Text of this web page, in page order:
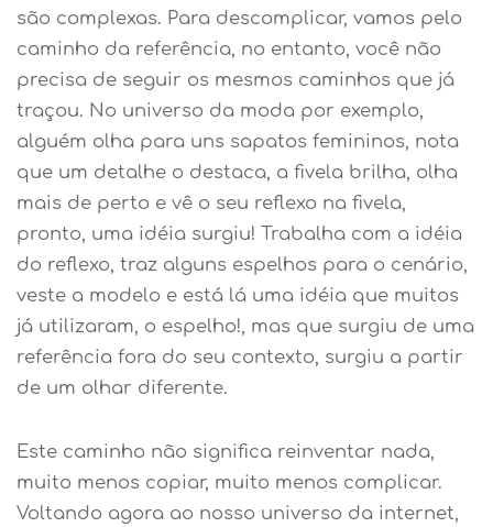
são complexas. Para descomplicar, vamos pelo
caminho da referência, no entanto, você não
precisa de seguir os mesmos caminhos que já
traçou. No universo da moda por exemplo,
alguém olha para uns sapatos femininos, nota
que um detalhe o destaca, a fivela brilha, olha
mais de perto e vê o seu reflexo na fivela,
pronto, uma idéia surgiu! Trabalha com a idéia
do reflexo, traz alguns espelhos para o cenário,
veste a modelo e está lá uma idéia que muitos
já utilizaram, o espelho!, mas que surgiu de uma
referência fora do seu contexto, surgiu a partir
de um olhar diferente.
Este caminho não significa reinventar nada,
muito menos copiar, muito menos complicar.
Voltando agora ao nosso universo da internet,